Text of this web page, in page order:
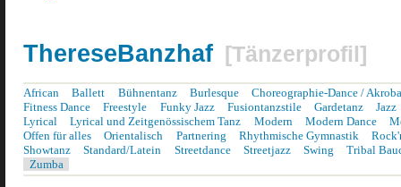
ThereseBanzhaf [Tänzerprofil]
African Ballett Bühnentanz Burlesque
Choreographie-Dance /
Fitness Dance
Freestyle Funky Jazz Fusiontanzstile Gardetanz
Jazz
Lyrical
Lyrical und Zeitgenössischem Tanz Modern Modern Dance
Offen für alles
Orientalisch Partnering Rhythmische Gymnastik
Showtanz
Standard/Latein Streetdance Streetjazz Swing
Tribal
Zumba